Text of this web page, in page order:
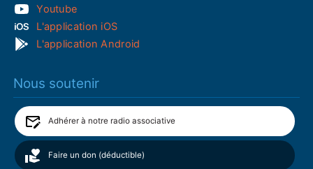
Youtube
L'application iOS
L'application Android
Nous soutenir
Adhérer à notre radio associative
Faire un don (déductible)